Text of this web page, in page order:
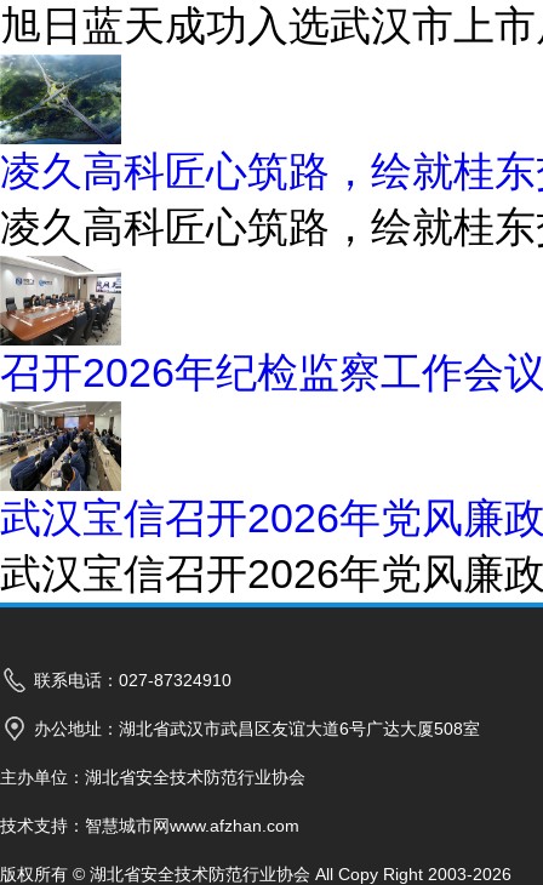
旭日蓝天成功入选武汉市上市
凌久高科匠心筑路，绘就桂
凌久高科匠心筑路，绘就桂
召开2026年纪检监察工作会
武汉宝信召开2026年党风廉
武汉宝信召开2026年党风廉
联系电话：027-87324910
办公地址：湖北省武汉市武昌区友谊大道6号广达大厦508室
主办单位：湖北省安全技术防范行业协会
技术支持： 智慧城市网www.afzhan.com
版权所有 © 湖北省安全技术防范行业协会 All Copy Right 2003-2026